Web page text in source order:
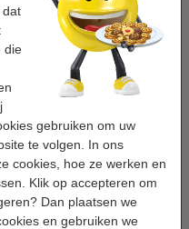
dat
die
gebruiken om uw
te volgen. In ons
cookies, hoe ze werken en
Klik op accepteren om
Dan plaatsen we
en gebruiken we
gelamineerd geel
en omschrijving
Bestellen
tape te nemen.